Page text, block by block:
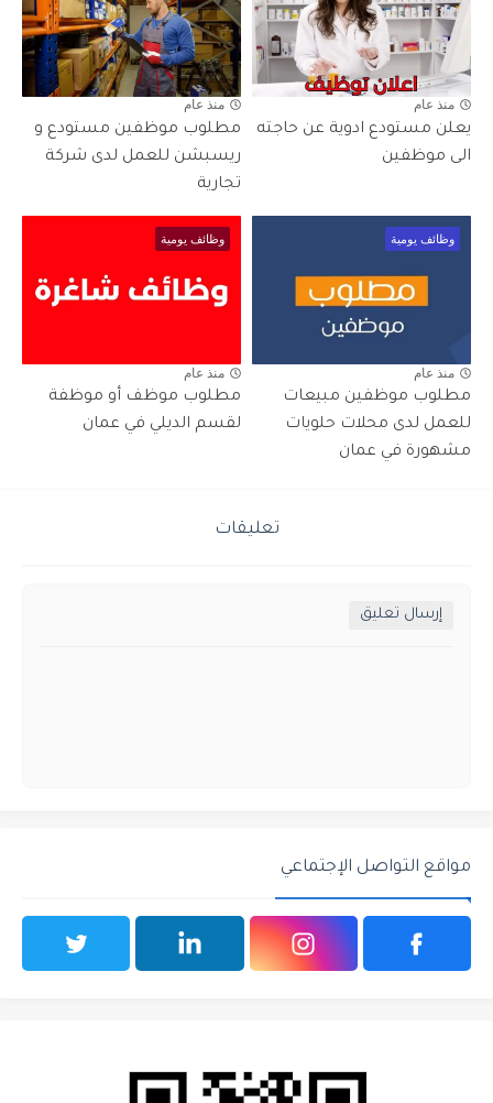
منذ عام
يعلن مستودع ادوية عن حاجته
الى موظفين
منذ عام
مطلوب موظفين مستودع و
ريسبشن للعمل لدى شركة
تجارية
وظائف يومية
منذ عام
مطلوب موظفين مبيعات
للعمل لدى محلات حلويات
مشهورة في عمان
وظائف يومية
منذ عام
مطلوب موظف أو موظفة
لقسم الديلي في عمان
تعليقات
إرسال تعليق
مواقع التواصل الإجتماعي